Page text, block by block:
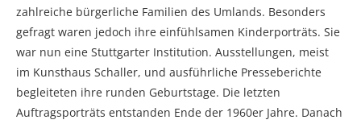
zahlreiche bürgerliche Familien des Umlands. Besonders
gefragt waren jedoch ihre einfühlsamen Kinderporträts. Sie
war nun eine Stuttgarter Institution. Ausstellungen, meist
im Kunsthaus Schaller, und ausführliche Presseberichte
begleiteten ihre runden Geburtstage. Die letzten
Auftragsporträts entstanden Ende der 1960er Jahre. Danach